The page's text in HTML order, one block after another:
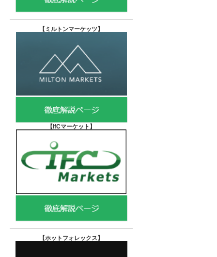
【 ミルトンマーケッツ】
【IfCマーケット 】
【ホットフォレックス 】